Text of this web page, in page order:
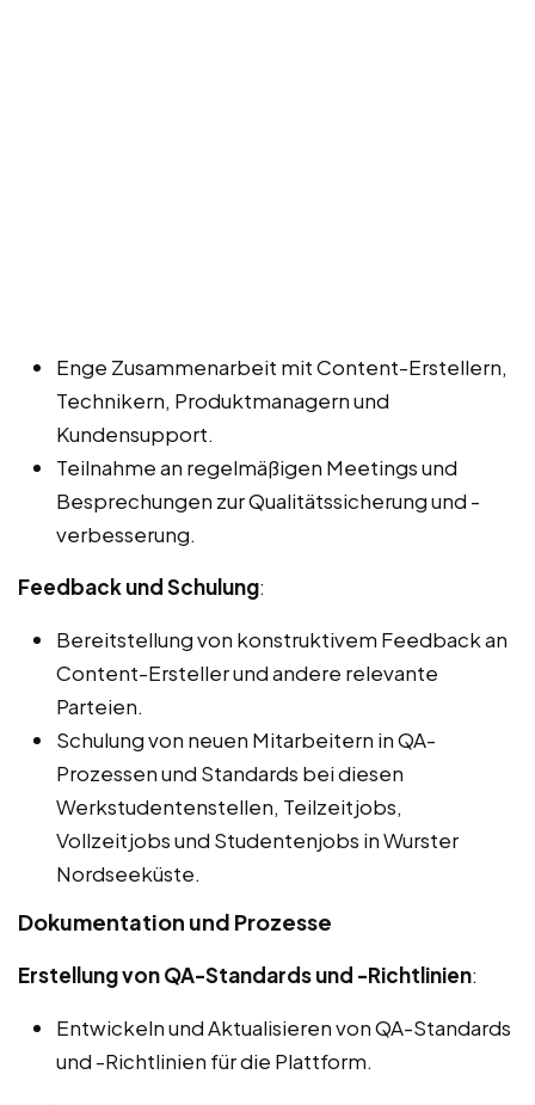
Enge Zusammenarbeit mit Content-Erstellern,
Technikern, Produktmanagern und
Kundensupport.
Teilnahme an regelmäßigen Meetings und
Besprechungen zur Qualitätssicherung und -
verbesserung.
Feedback und Schulung:
Bereitstellung von konstruktivem Feedback an
Content-Ersteller und andere relevante
Parteien.
Schulung von neuen Mitarbeitern in QA-
Prozessen und Standards bei diesen
Werkstudentenstellen, Teilzeitjobs,
Vollzeitjobs und Studentenjobs in Wurster
Nordseeküste.
Dokumentation und Prozesse
Erstellung von QA-Standards und -Richtlinien:
Entwickeln und Aktualisieren von QA-Standards
und -Richtlinien für die Plattform.